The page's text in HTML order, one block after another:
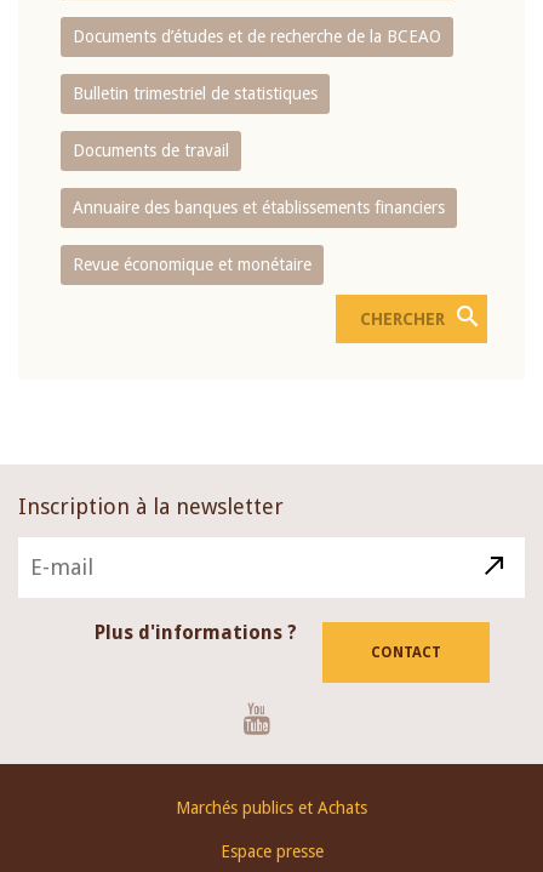
Documents d’études et de recherche de la BCEAO
Bulletin trimestriel de statistiques
Documents de travail
Annuaire des banques et établissements financiers
Revue économique et monétaire
Inscription à la newsletter
Plus d'informations ?
CONTACT
Marchés publics et Achats
Espace presse